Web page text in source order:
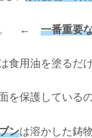
← 一番重要
食用油を塗るだ
を保護しているの
ンは溶かした鋳